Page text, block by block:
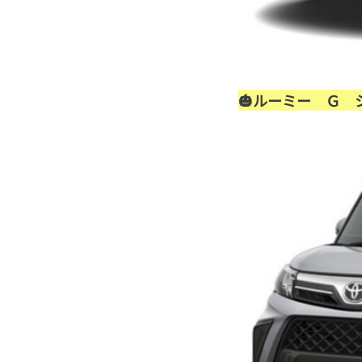
🎃ルーミー Ｇ